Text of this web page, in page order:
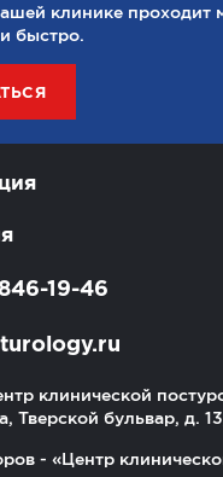
клинике проходит
быстро.
клинической
Тверской бульвар, д.
19-46